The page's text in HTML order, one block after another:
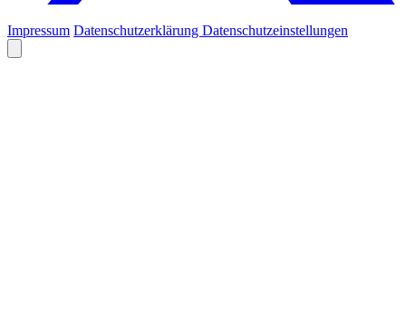
Impressum Datenschutzerklärung Datenschutzeinstellungen